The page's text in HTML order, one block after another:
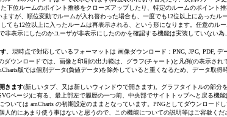
位ルームのポイント推移をクローズアップしたり、特定のルームのポイント
すが、順位変動でルームが入れ替わった場合も、一度でも12位以上にあったル
も12位以上に入ったルームは再表示される、という形になります。任意のル
表示にしたのかユーザが非表示にしたのかを確認する機能は実装していない
。現時点で対応しているフォーマットは 画像ダウンロード：PNG, JPG, PDF,
ダウンロードでは、画像と印刷の出力範は、グラフ(チャート)と凡例(の表示さ
版では個別データ(負値データ)を除外していると重くなるため、データ取得
きます(新しいタブ、又は新しいウィンドウで開きます)。グラフタイトルの部分
ページ)に有る、最上部左で履歴の一つ前、中央部でサイトトップへと戻る機能
いては amCharts の初期設定のままとなっています。PNGとしてダウンロード
的にあまり使う事はないと思うので、この機能についての説明等はご容赦くだ